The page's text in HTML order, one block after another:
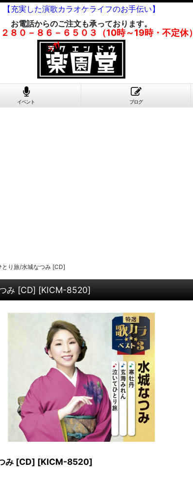
【充実した演歌カラオケライフのお手伝い】
お電話からのご注文も承っております。
８０－８６－６５０３（10時～19時・不定休）
イベント ブログ
り旅/水城なつみ [CD]
み [CD] [KICM-8520]
み [CD] [KICM-8520]